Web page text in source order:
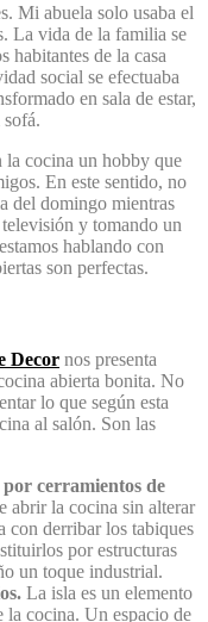
Mi abuela solo usaba el
La vida de la familia se
habitantes de la casa
social se efectuaba
en sala de estar,
la cocina un hobby que
En este sentido, no
del domingo mientras
y tomando un
hablando con
son perfectas.
Decor nos presenta
abierta bonita. No
lo que según esta
al salón. Son las
por cerramientos de
abrir la cocina sin alterar
con derribar los tabiques
por estructuras
un toque industrial.
La isla es un elemento
la cocina. Un espacio de